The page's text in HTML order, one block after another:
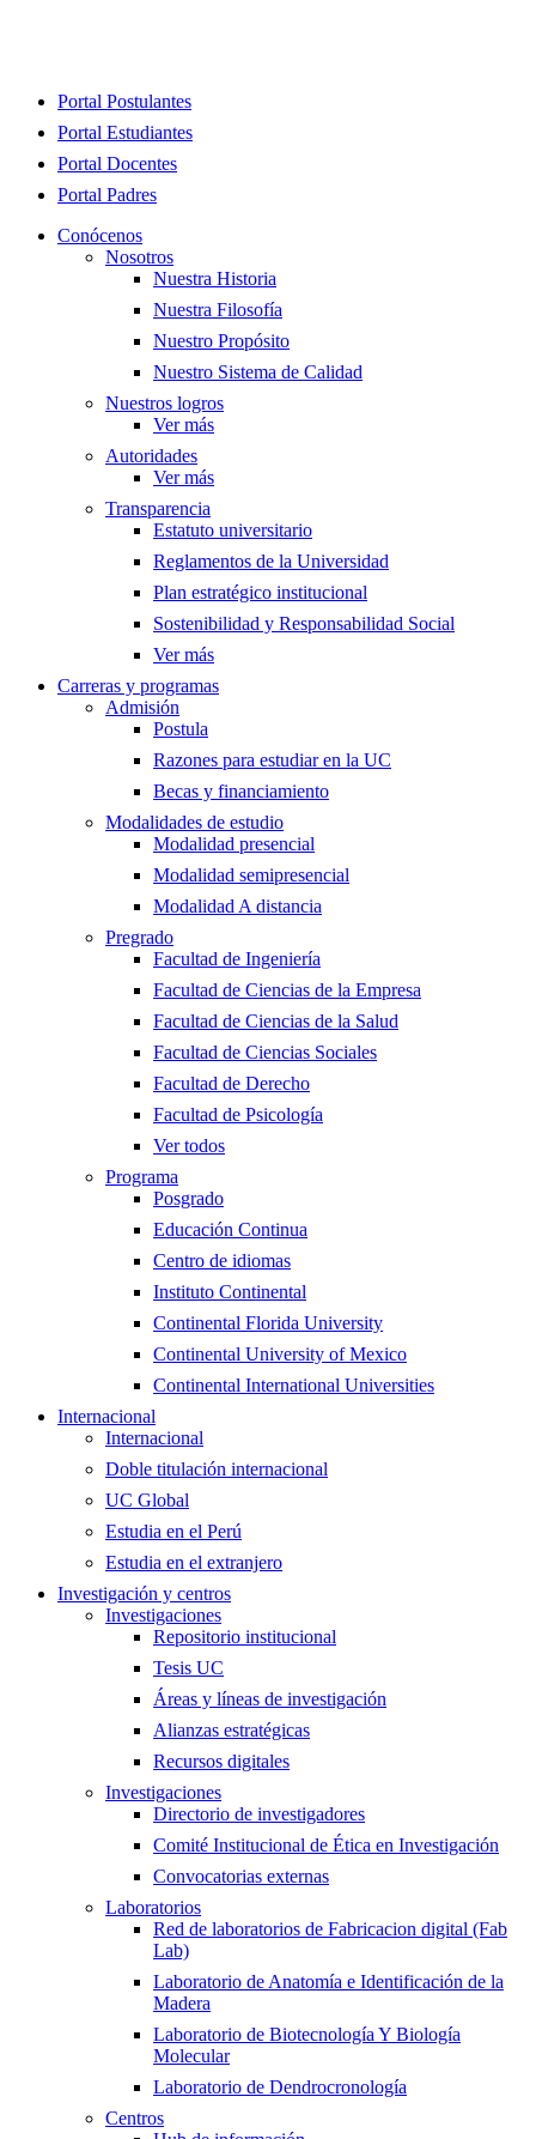
Close
Portal Postulantes
Portal Estudiantes
Portal Docentes
Portal Padres
Conócenos
Nosotros
Nuestra Historia
Nuestra Filosofía
Nuestro Propósito
Nuestro Sistema de Calidad
Nuestros logros
Ver más
Autoridades
Ver más
Transparencia
Estatuto universitario
Reglamentos de la Universidad
Plan estratégico institucional
Sostenibilidad y Responsabilidad Social
Ver más
Carreras y programas
Admisión
Postula
Razones para estudiar en la UC
Becas y financiamiento
Modalidades de estudio
Modalidad presencial
Modalidad semipresencial
Modalidad A distancia
Pregrado
Facultad de Ingeniería
Facultad de Ciencias de la Empresa
Facultad de Ciencias de la Salud
Facultad de Ciencias Sociales
Facultad de Derecho
Facultad de Psicología
Ver todos
Programa
Posgrado
Educación Continua
Centro de idiomas
Instituto Continental
Continental Florida University
Continental University of Mexico
Continental International Universities
Internacional
Internacional
Doble titulación internacional
UC Global
Estudia en el Perú
Estudia en el extranjero
Investigación y centros
Investigaciones
Repositorio institucional
Tesis UC
Áreas y líneas de investigación
Alianzas estratégicas
Recursos digitales
Investigaciones
Directorio de investigadores
Comité Institucional de Ética en Investigación
Convocatorias externas
Laboratorios
Red de laboratorios de Fabricacion digital (Fab
Lab)
Laboratorio de Anatomía e Identificación de la
Madera
Laboratorio de Biotecnología Y Biología
Molecular
Laboratorio de Dendrocronología
Centros